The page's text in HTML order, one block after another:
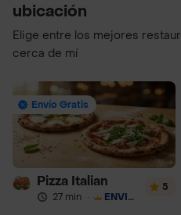
ubicación
Elige entre los mejores
cerca de mí
Envío Gratis
Pizza Italian
27 min · ENVÍO GRATIS
5